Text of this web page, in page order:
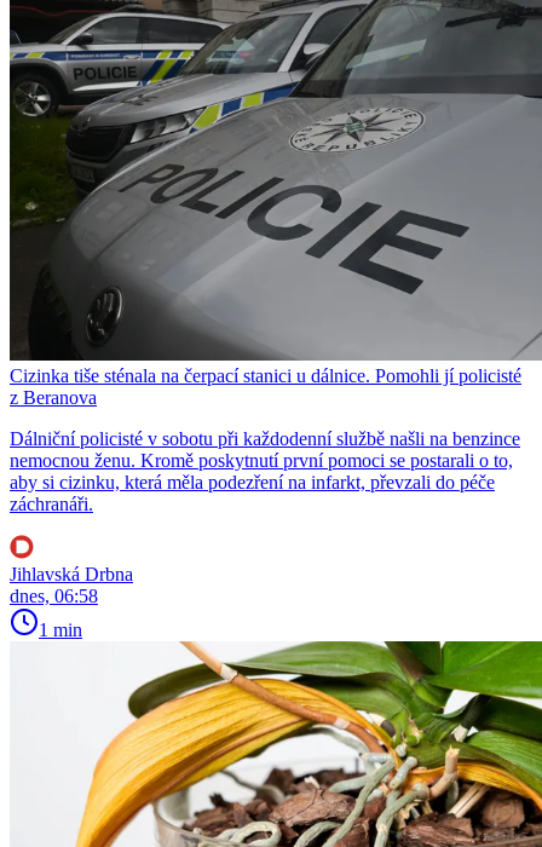
Cizinka tiše sténala na čerpací stanici u dálnice. Pomohli jí policisté
z Beranova
Dálniční policisté v sobotu při každodenní službě našli na benzince
nemocnou ženu. Kromě poskytnutí první pomoci se postarali o to,
aby si cizinku, která měla podezření na infarkt, převzali do péče
záchranáři.
Jihlavská Drbna
dnes, 06:58
1 min